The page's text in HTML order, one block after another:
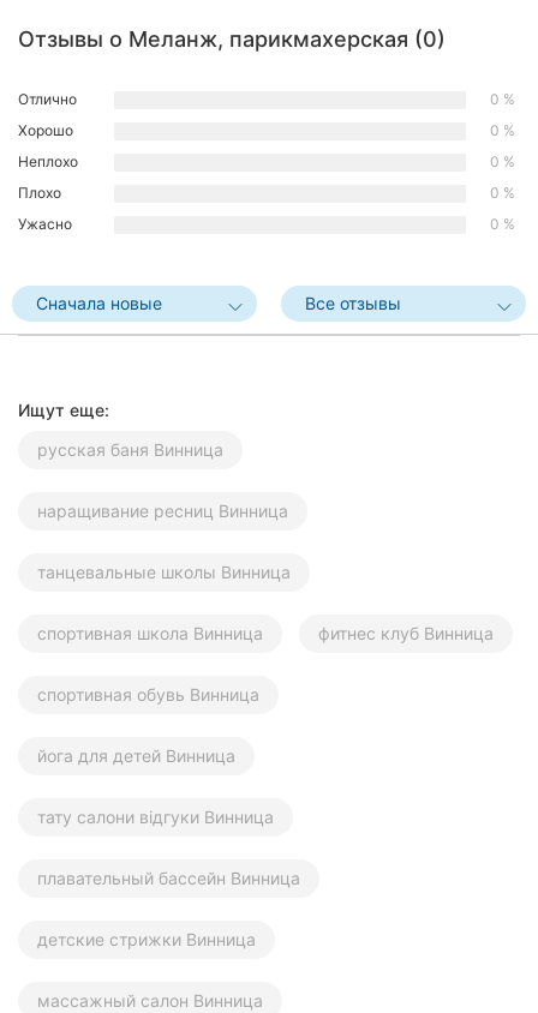
Днепр
Львов
Кривой
Николаев
Херсон
Полтава
Карпаты
Отзывы о Меланж, парикмахерская (0)
Отлично
0 %
Хорошо
0 %
Неплохо
0 %
Плохо
0 %
Ужасно
0 %
Сначала новые Все отзывы
Ищут еще:
русская баня Винница
наращивание ресниц Винница
танцевальные школы Винница
спортивная школа Винница фитнес клуб Винница
спортивная обувь Винница
йога для детей Винница
тату салони відгуки Винница
плавательный бассейн Винница
детские стрижки Винница
массажный салон Винница